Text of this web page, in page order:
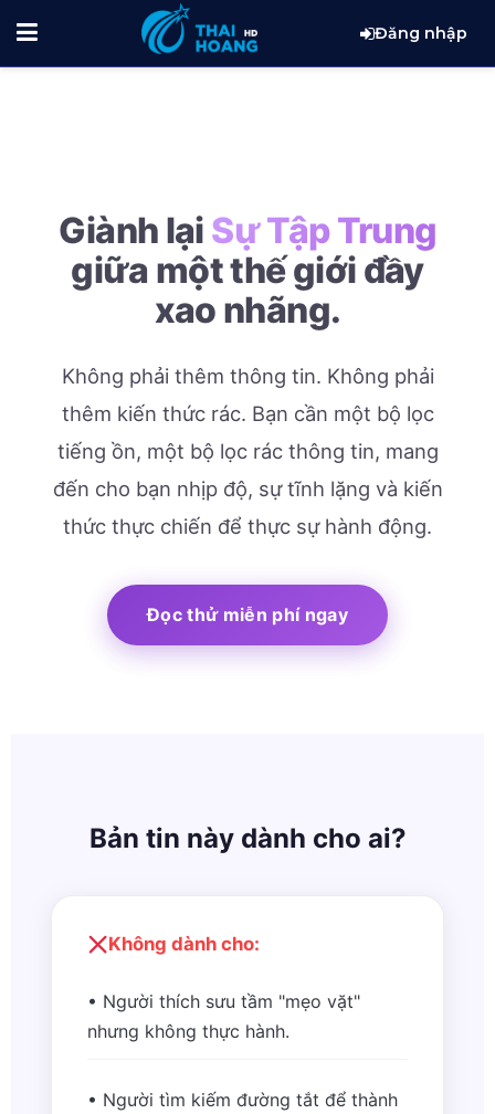
Đăng nhập
Giành lại Sự Tập Trung
giữa một thế giới đầy
xao nhãng.
Không phải thêm thông tin. Không phải
thêm kiến thức rác. Bạn cần một bộ lọc
tiếng ồn, một bộ lọc rác thông tin, mang
đến cho bạn nhịp độ, sự tĩnh lặng và kiến
thức thực chiến để thực sự hành động.
Đọc thử miễn phí ngay
Bản tin này dành cho ai?
Không dành cho:
• Người thích sưu tầm "mẹo vặt"
nhưng không thực hành.
• Người tìm kiếm đường tắt để thành